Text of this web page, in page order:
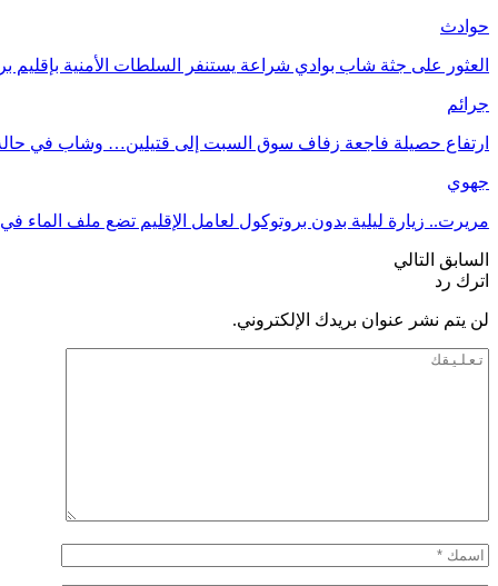
حوادث
العثور على جثة شاب بوادي شراعة يستنفر السلطات الأمنية بإقليم
جرائم
ارتفاع حصيلة فاجعة زفاف سوق السبت إلى قتيلين… وشاب في
جهوي
مريرت.. زيارة ليلية بدون بروتوكول لعامل الإقليم تضع ملف الماء
السابق التالي
اترك رد
لن يتم نشر عنوان بريدك الإلكتروني.